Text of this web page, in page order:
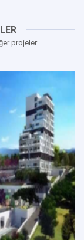
projeler